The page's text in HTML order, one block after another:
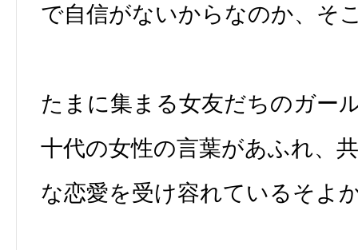
で自信がないからなのか、そ
たまに集まる女友だちのガー
十代の女性の言葉があふれ、
な恋愛を受け容れているそよ